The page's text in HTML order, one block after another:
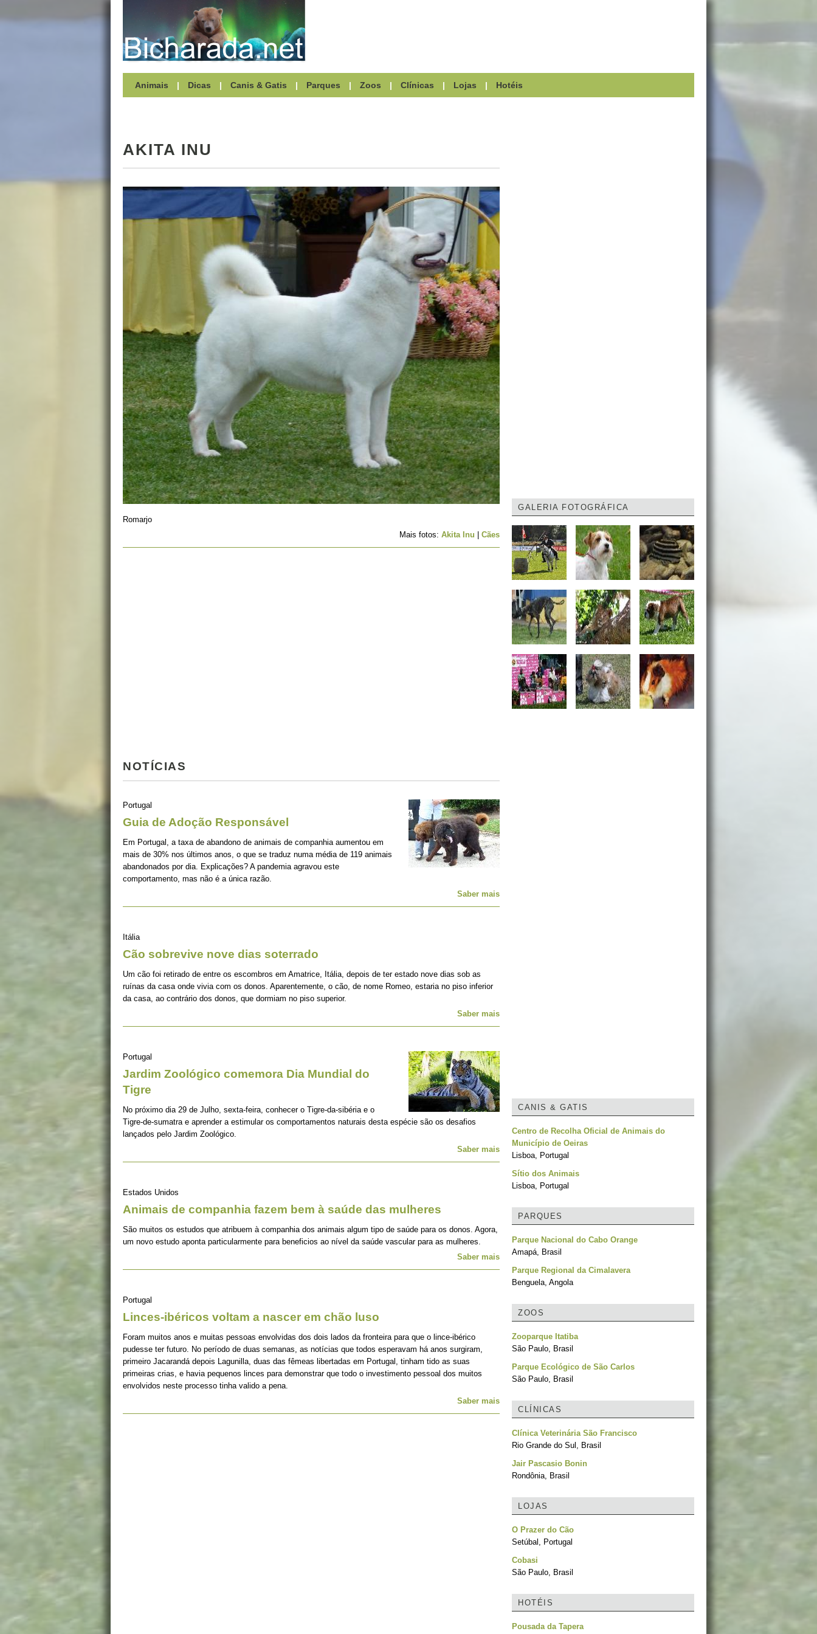
Animais | Dicas | Canis & Gatis | Parques | Zoos | Clínicas | Lojas | Hotéis
AKITA INU
Romarjo
Mais fotos: Akita Inu Cães
NOTÍCIAS
Portugal
Guia de Adoção Responsável
Em Portugal, a taxa de abandono de animais de companhia aumentou em
mais de 30% nos últimos anos, o que se traduz numa média de 119 animais
abandonados por dia. Explicações? A pandemia agravou este
comportamento, mas não é a única razão.
Saber mais
Itália
Cão sobrevive nove dias soterrado
Um cão foi retirado de entre os escombros em Amatrice, Itália, depois de ter estado nove dias sob as
ruínas da casa onde vivia com os donos. Aparentemente, o cão, de nome Romeo, estaria no piso inferior
da casa, ao contrário dos donos, que dormiam no piso superior.
Saber mais
Portugal
Jardim Zoológico comemora Dia Mundial do
Tigre
No próximo dia 29 de Julho, sexta-feira, conhecer o Tigre-da-sibéria e o
Tigre-de-sumatra e aprender a estimular os comportamentos naturais desta espécie são os desafios
lançados pelo Jardim Zoológico.
Saber mais
Estados Unidos
Animais de companhia fazem bem à saúde das mulheres
São muitos os estudos que atribuem à companhia dos animais algum tipo de saúde para os donos. Agora,
um novo estudo aponta particularmente para beneficios ao nível da saúde vascular para as mulheres.
Saber mais
Portugal
Linces-ibéricos voltam a nascer em chão luso
Foram muitos anos e muitas pessoas envolvidas dos dois lados da fronteira para que o lince-ibérico
pudesse ter futuro. No período de duas semanas, as notícias que todos esperavam há anos surgiram,
primeiro Jacarandá depois Lagunilla, duas das fêmeas libertadas em Portugal, tinham tido as suas
primeiras crias, e havia pequenos linces para demonstrar que todo o investimento pessoal dos muitos
envolvidos neste processo tinha valido a pena.
Saber mais
GALERIA FOTOGRÁFICA
CANIS & GATIS
Centro de Recolha Oficial de Animais do
Município de Oeiras
Lisboa, Portugal
Sítio dos Animais
Lisboa, Portugal
PARQUES
Parque Nacional do Cabo Orange
Amapá, Brasil
Parque Regional da Cimalavera
Benguela, Angola
ZOOS
Zooparque Itatiba
São Paulo, Brasil
Parque Ecológico de São Carlos
São Paulo, Brasil
CLÍNICAS
Clínica Veterinária São Francisco
Rio Grande do Sul, Brasil
Jair Pascasio Bonin
Rondônia, Brasil
LOJAS
O Prazer do Cão
Setúbal, Portugal
Cobasi
São Paulo, Brasil
HOTÉIS
Pousada da Tapera